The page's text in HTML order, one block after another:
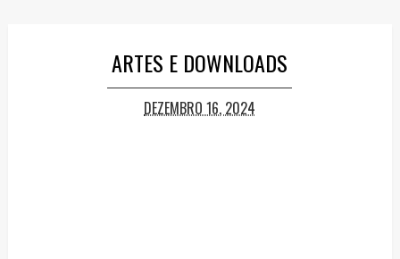
ARTES E DOWNLOADS
DEZEMBRO 16, 2024